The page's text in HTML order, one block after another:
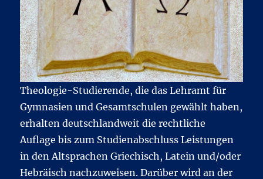
Theologie-Studierende, die das Lehramt für
Gymnasien und Gesamtschulen gewählt haben,
erhalten deutschlandweit die rechtliche
Auflage bis zum Studienabschluss Leistungen
in den Altsprachen Griechisch, Latein und/oder
Hebräisch nachzuweisen. Darüber wird an der